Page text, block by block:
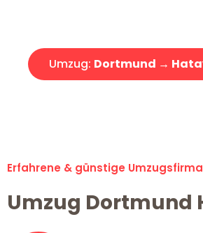
Umzug: Dortmund →
Erfahrene & günstige
Umzug Dortmund